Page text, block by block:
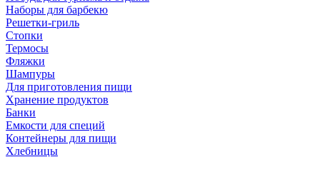
Наборы для барбекю
Решетки-гриль
Стопки
Термосы
Фляжки
Шампуры
Для приготовления пищи
Хранение продуктов
Банки
Емкости для специй
Контейнеры для пищи
Хлебницы